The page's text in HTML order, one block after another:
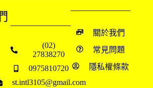
(02)
27838270
0975810720
st.intl3105@gmail.com
關於我們
常見問題
隱私權條款